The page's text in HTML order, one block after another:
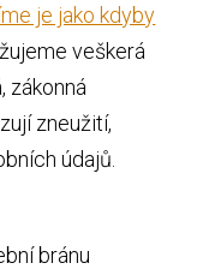
je jako kdyby
veškerá
zákonná
zneužití,
údajů.
bránu